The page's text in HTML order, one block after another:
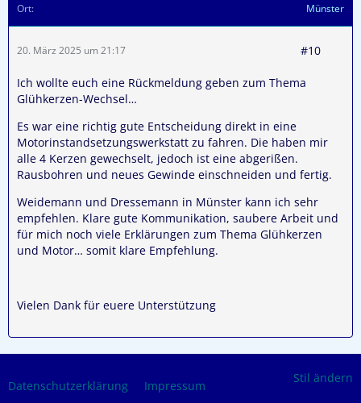
Ort
Münster
20. März 2025 um 21:17 #10
Ich wollte euch eine Rückmeldung geben zum Thema
Glühkerzen-Wechsel…
Es war eine richtig gute Entscheidung direkt in eine
Motorinstandsetzungswerkstatt zu fahren. Die haben mir
alle 4 Kerzen gewechselt, jedoch ist eine abgerißen.
Rausbohren und neues Gewinde einschneiden und fertig.
Weidemann und Dressemann in Münster kann ich sehr
empfehlen. Klare gute Kommunikation, saubere Arbeit und
für mich noch viele Erklärungen zum Thema Glühkerzen
und Motor… somit klare Empfehlung.
Vielen Dank für euere Unterstützung
Stil ändern
Datenschutzerklärung Impressum